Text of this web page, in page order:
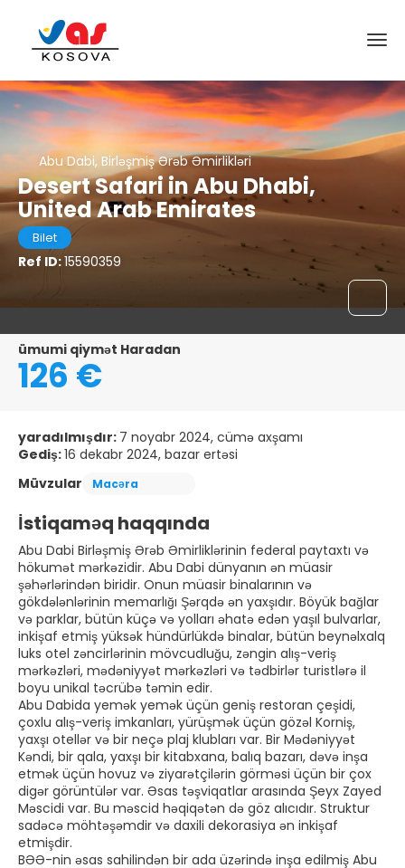
Abu Dabi, Birləşmiş Ərəb Əmirlikləri
Desert Safari in Abu Dhabi,
United Arab Emirates
Bilet
Ref ID:15590359
ümumi qiymət Haradan
126 €
yaradılmışdır: 7 noyabr 2024, cümə axşamı
Gediş:16 dekabr 2024, bazar ertəsi
Müvzular
Macəra
İstiqaməq haqqında
Abu Dabi Birləşmiş Ərəb Əmirliklərinin federal paytaxtı və
hökumət mərkəzidir. Abu Dabi dünyanın ən müasir
şəhərlərindən biridir. Onun müasir binalarının və
gökdələnlərinin memarlığı Şərqdə ən yaxşıdır. Böyük bağlar
və parklar, bütün küçə və yolları əhatə edən yaşıl bulvarlar,
inkişaf etmiş yüksək hündürlükdə binalar, bütün beynəlxalq
luks otel zəncirlərinin mövcudluğu, zəngin alış-veriş
mərkəzləri, mədəniyyət mərkəzləri və tədbirlər turistlərə il
boyu unikal təcrübə təmin edir.
Abu Dabida yemək yemək üçün geniş restoran çeşidi,
çoxlu alış-veriş imkanları, yürüşmək üçün gözəl Korniş,
yaxşı otellər və bir neçə plaj klubları var. Bir Mədəniyyət
Kəndi, bir qala, yaxşı bir kitabxana, balıq bazarı, dəvə inşa
etmək üçün hovuz və ziyarətçilərin görməsi üçün bir çox
digər görüntülər var. Əsas təşviqatlar arasında Şeyx Zayed
Məscidi var. Bu məscid həqiqətən də göz alıcıdır. Struktur
sadəcə möhtəşəmdir və daxili dekorasiya ən inkişaf
etmişdir.
BƏƏ-nin əsas sahilindən bir ada üzərində inşa edilmiş Abu